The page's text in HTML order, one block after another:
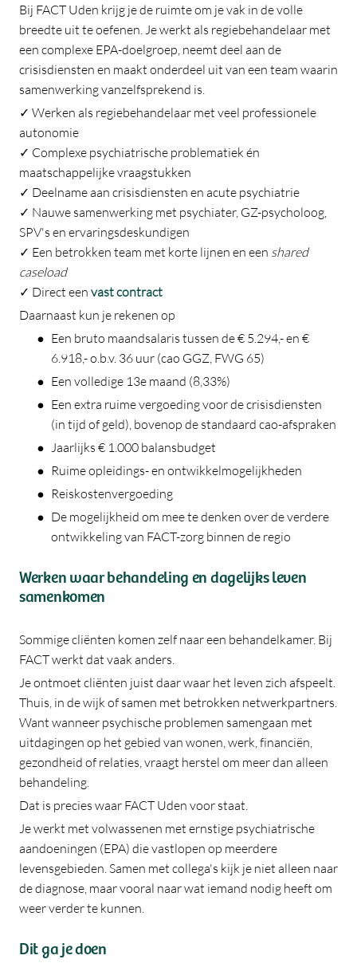
Bij FACT Uden krijg je de ruimte om je vak in de volle
breedte uit te oefenen. Je werkt als regiebehandelaar met
een complexe EPA-doelgroep, neemt deel aan de
crisisdiensten en maakt onderdeel uit van een team waarin
samenwerking vanzelfsprekend is.
✓ Werken als regiebehandelaar met veel professionele
autonomie
✓ Complexe psychiatrische problematiek én
maatschappelijke vraagstukken
✓ Deelname aan crisisdiensten en acute psychiatrie
✓ Nauwe samenwerking met psychiater, GZ-psycholoog,
SPV's en ervaringsdeskundigen
✓ Een betrokken team met korte lijnen en een shared
caseload
✓ Direct een vast contract
Daarnaast kun je rekenen op
Een bruto maandsalaris tussen de € 5.294,- en €
6.918,- o.b.v. 36 uur (cao GGZ, FWG 65)
Een volledige 13e maand (8,33%)
Een extra ruime vergoeding voor de crisisdiensten
(in tijd of geld), bovenop de standaard cao-afspraken
Jaarlijks € 1.000 balansbudget
Ruime opleidings- en ontwikkelmogelijkheden
Reiskostenvergoeding
De mogelijkheid om mee te denken over de verdere
ontwikkeling van FACT-zorg binnen de regio
Werken waar behandeling en dagelijks leven
samenkomen
Sommige cliënten komen zelf naar een behandelkamer. Bij
FACT werkt dat vaak anders.
Je ontmoet cliënten juist daar waar het leven zich afspeelt.
Thuis, in de wijk of samen met betrokken netwerkpartners.
Want wanneer psychische problemen samengaan met
uitdagingen op het gebied van wonen, werk, financiën,
gezondheid of relaties, vraagt herstel om meer dan alleen
behandeling.
Dat is precies waar FACT Uden voor staat.
Je werkt met volwassenen met ernstige psychiatrische
aandoeningen (EPA) die vastlopen op meerdere
levensgebieden. Samen met collega's kijk je niet alleen naar
de diagnose, maar vooral naar wat iemand nodig heeft om
weer verder te kunnen.
Dit ga je doen